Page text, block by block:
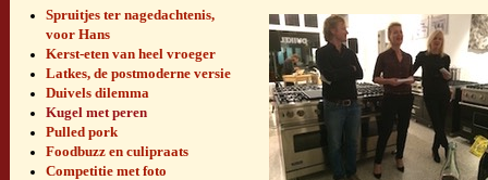
Spruitjes ter nagedachtenis,
voor Hans
Kerst-eten van heel vroeger
Latkes, de postmoderne versie
Duivels dilemma
Kugel met peren
Pulled pork
Foodbuzz en culipraats
Competitie met foto